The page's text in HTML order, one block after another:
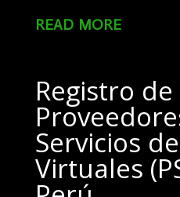
read more
Registro de
Servicios
Virtuales